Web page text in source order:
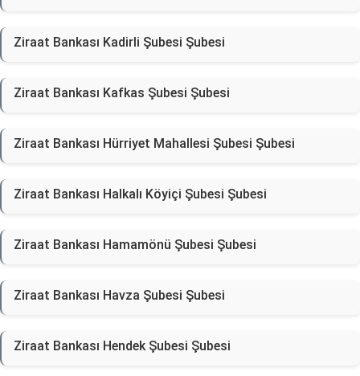
Ziraat Bankası Kadirli Şubesi Şubesi
Ziraat Bankası Kafkas Şubesi Şubesi
Ziraat Bankası Hürriyet Mahallesi Şubesi Şubesi
Ziraat Bankası Halkalı Köyiçi Şubesi Şubesi
Ziraat Bankası Hamamönü Şubesi Şubesi
Ziraat Bankası Havza Şubesi Şubesi
Ziraat Bankası Hendek Şubesi Şubesi